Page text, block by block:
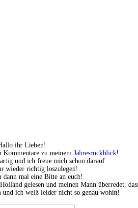
ihr Lieben!
zu meinem Jahresrückblick!
und ich freue mich schon darauf
wieder richtig loszulegen!
dann mal eine Bitte an euch!
gelesen und meinen Mann überredet,
ich weiß leider nicht so genau wohin!